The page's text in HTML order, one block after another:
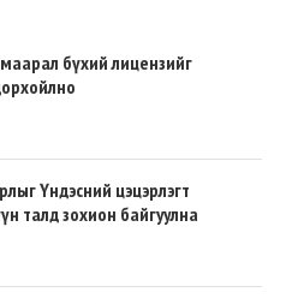
бүхий лицензийг
Үндэсний цэцэрлэгт
талд зохион байгуулна